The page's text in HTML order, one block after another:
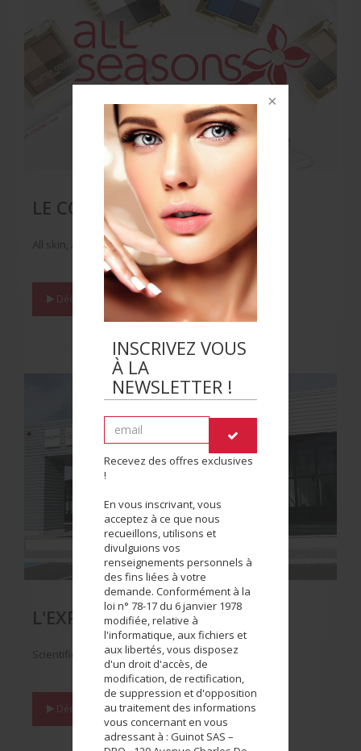
INSCRIVEZ VOUS
À LA
NEWSLETTER !
Recevez des offres exclusives
!
En vous inscrivant, vous
acceptez à ce que nous
recueillons, utilisons et
divulguions vos
renseignements personnels à
des fins liées à votre
demande. Conformément à la
loi n° 78-17 du 6 janvier 1978
modifiée, relative à
l'informatique, aux fichiers et
aux libertés, vous disposez
d'un droit d'accès, de
modification, de rectification,
de suppression et d'opposition
au traitement des informations
vous concernant en vous
adressant à : Guinot SAS –
LE CONCEPT NOVATEUR
All skin, All seasons, All lights
Découvrir :LE CONCEPT NOVATEUR
L'EXPERTISE PRODUIT
Scientifique et Industrielle
Découvrir :L'EXPERTISE PRODUIT